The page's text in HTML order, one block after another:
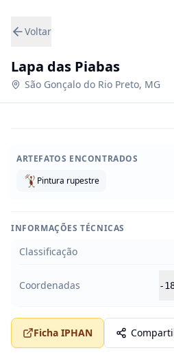
Voltar
Lapa das Piabas
São Gonçalo do Rio Preto, MG
ARTEFATOS ENCONTRADOS
Pintura rupestre
INFORMAÇÕES TÉCNICAS
Classificação
Coordenadas -
Ficha IPHAN